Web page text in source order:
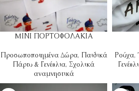
MΙΝΙ ΠΟΡΤΟΦΟΛΑΚΙΑ
Προσωποποιημένα Δώρα, Παιδικά
Πάρτυ & Γενέθλια, Σχολικά
αναμνηστικά
Ρούχα,